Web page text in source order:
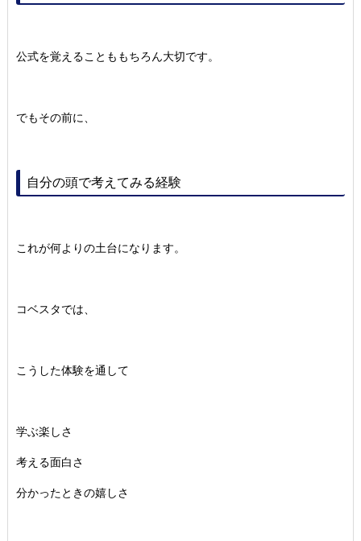
公式を覚えることももちろん大切です。
でもその前に、
自分の頭で考えてみる経験
これが何よりの土台になります。
コベスタでは、
こうした体験を通して
学ぶ楽しさ
考える面白さ
分かったときの嬉しさ